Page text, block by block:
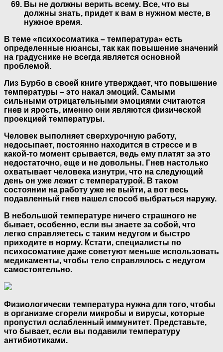
Вы не должны верить всему. Все, что вы
должны знать, придет к вам в нужном месте, в
нужное время.
В теме «психосоматика – температура» есть
определенные нюансы, так как повышение значений
на градуснике не всегда является основной
проблемой.
Лиз Бурбо в своей книге утверждает, что повышение
температуры – это накал эмоций. Самыми
сильными отрицательными эмоциями считаются
гнев и ярость, именно они являются физической
проекцией температуры.
Человек выполняет сверхурочную работу,
недосыпает, постоянно находится в стрессе и в
какой-то момент срывается, ведь ему платят за это
недостаточно, еще и не довольны. Гнев настолько
охватывает человека изнутри, что на следующий
день он уже лежит с температурой. В таком
состоянии на работу уже не выйти, а вот весь
подавленный гнев нашел способ выбраться наружу.
В небольшой температуре ничего страшного не
бывает, особенно, если вы знаете за собой, что
легко справляетесь с таким недугом и быстро
приходите в норму. Кстати, специалисты по
психосоматике даже советуют меньше использовать
медикаменты, чтобы тело справлялось с недугом
самостоятельно.
Физиологически температура нужна для того, чтобы
в организме сгорели микробы и вирусы, которые
пропустил ослабленный иммунитет. Представьте,
что бывает, если вы подавили температуру
антибиотиками.